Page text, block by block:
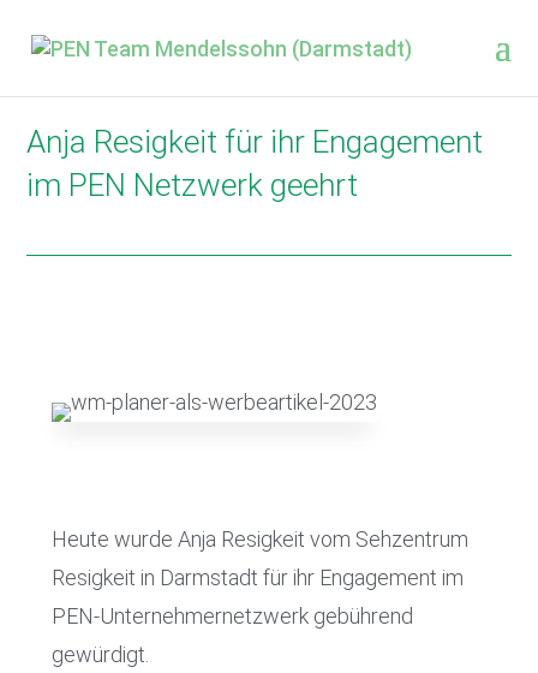
Anja Resigkeit für ihr Engagement
im PEN Netzwerk geehrt
Heute wurde Anja Resigkeit vom Sehzentrum
Resigkeit in Darmstadt für ihr Engagement im
PEN-Unternehmernetzwerk gebührend
gewürdigt.